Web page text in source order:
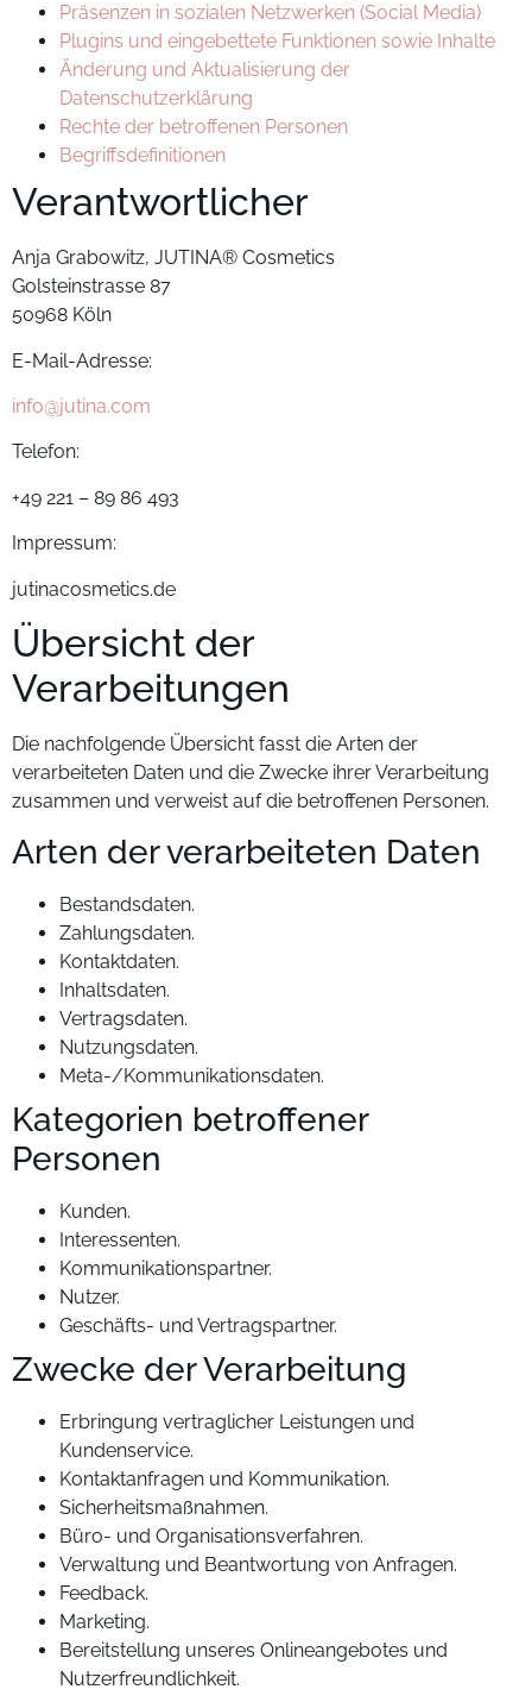
Präsenzen in sozialen Netzwerken (Social Media)
Plugins und eingebettete Funktionen sowie Inhalte
Änderung und Aktualisierung der
Datenschutzerklärung
Rechte der betroffenen Personen
Begriffsdefinitionen
Verantwortlicher
Anja Grabowitz, JUTINA® Cosmetics
Golsteinstrasse 87
50968 Köln
E-Mail-Adresse:
info@jutina.com
Telefon:
+49 221 – 89 86 493
Impressum:
jutinacosmetics.de
Übersicht der
Verarbeitungen
Die nachfolgende Übersicht fasst die Arten der
verarbeiteten Daten und die Zwecke ihrer Verarbeitung
zusammen und verweist auf die betroffenen Personen.
Arten der verarbeiteten Daten
Bestandsdaten.
Zahlungsdaten.
Kontaktdaten.
Inhaltsdaten.
Vertragsdaten.
Nutzungsdaten.
Meta-/Kommunikationsdaten.
Kategorien betroffener
Personen
Kunden.
Interessenten.
Kommunikationspartner.
Nutzer.
Geschäfts- und Vertragspartner.
Zwecke der Verarbeitung
Erbringung vertraglicher Leistungen und
Kundenservice.
Kontaktanfragen und Kommunikation.
Sicherheitsmaßnahmen.
Büro- und Organisationsverfahren.
Verwaltung und Beantwortung von Anfragen.
Feedback.
Marketing.
Bereitstellung unseres Onlineangebotes und
Nutzerfreundlichkeit.